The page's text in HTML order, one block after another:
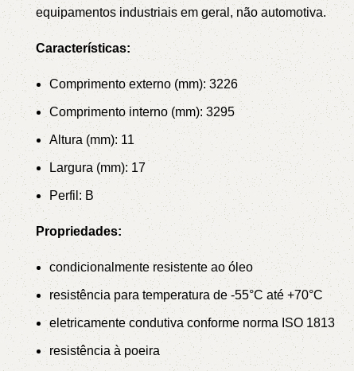
equipamentos industriais em geral, não automotiva.
Características:
Comprimento externo (mm): 3226
Comprimento interno (mm): 3295
Altura (mm): 11
Largura (mm): 17
Perfil: B
Propriedades:
condicionalmente resistente ao óleo
resistência para temperatura de -55°C até +70°C
eletricamente condutiva conforme norma ISO 1813
resistência à poeira